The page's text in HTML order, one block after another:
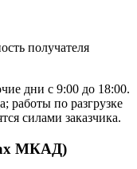
получателя
дни с 9:00 до 18:00.
работы по разгрузке
силами заказчика.
МКАД)